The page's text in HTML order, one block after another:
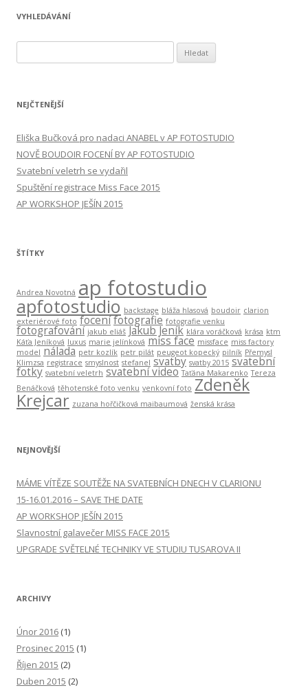
VYHLEDÁVÁNÍ
NEJČTENĚJŠÍ
Eliška Bučková pro nadaci ANABEL v AP FOTOSTUDIO
NOVĚ BOUDOIR FOCENÍ BY AP FOTOSTUDIO
Svatební veletrh se vydařil
Spuštění registrace Miss Face 2015
AP WORKSHOP JEŠÍN 2015
ŠTÍTKY
Andrea Novotná ap fotostudio
apfotostudio backstage bláža hlasová boudoir clarion
exteriérové foto focenífotografie fotografie venku
fotografování jakub eliáš Jakub Jeník klára voráčková krása ktm
Káťa Jeníková luxus marie jelínková miss face missface miss factory
model nálada petr kozlík petr pilát peugeot kopecký pilník Přemysl
Klimzsa registrace smyslnost stefanel svatby svatby 2015 svatební
fotky svatební veletrh svatební video Taťána Makarenko Tereza
Benáčková těhotenské foto venku venkovní foto Zdeněk
Krejcar zuzana hořčičková maibaumová ženská krása
NEJNOVĚJŠÍ
MÁME VÍTĚZE SOUTĚŽE NA SVATEBNÍCH DNECH V CLARIONU
15-16.01.2016 – SAVE THE DATE
AP WORKSHOP JEŠÍN 2015
Slavnostní galavečer MISS FACE 2015
UPGRADE SVĚTELNÉ TECHNIKY VE STUDIU TUSAROVA II
ARCHIVY
Únor 2016 (1)
Prosinec 2015 (1)
Říjen 2015 (2)
Duben 2015 (2)